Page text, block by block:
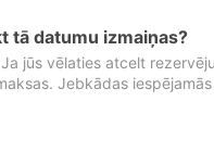
tā datumu izmaiņas?
jūs vēlaties atcelt
Jebkādas